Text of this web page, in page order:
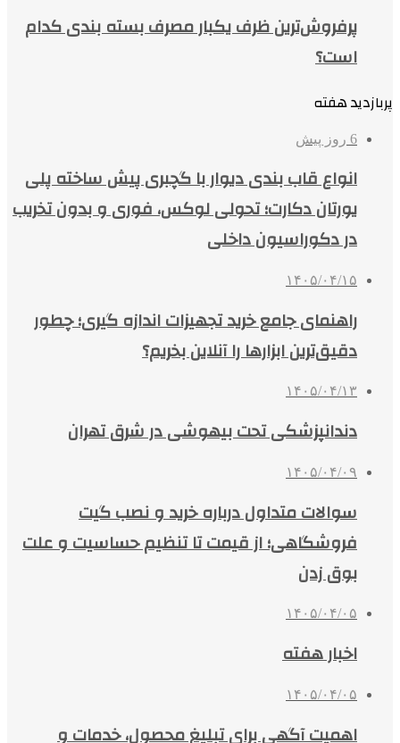
پرفروش‌ترین ظرف یکبار مصرف بسته بندی کدام
است؟
پربازدید هفته
6 روز پیش
انواع قاب بندی دیوار با گچبری پیش ساخته پلی
یورتان دکارت؛ تحولی لوکس، فوری و بدون تخریب
در دکوراسیون داخلی
۱۴۰۵/۰۴/۱۵
راهنمای جامع خرید تجهیزات اندازه گیری؛ چطور
دقیق‌ترین ابزارها را آنلاین بخریم؟
۱۴۰۵/۰۴/۱۳
دندانپزشکی تحت بیهوشی در شرق تهران
۱۴۰۵/۰۴/۰۹
سوالات متداول درباره خرید و نصب گیت
فروشگاهی؛ از قیمت تا تنظیم حساسیت و علت
بوق زدن
۱۴۰۵/۰۴/۰۵
اخبار هفته
۱۴۰۵/۰۴/۰۵
اهمیت آگهی برای تبلیغ محصول، خدمات و